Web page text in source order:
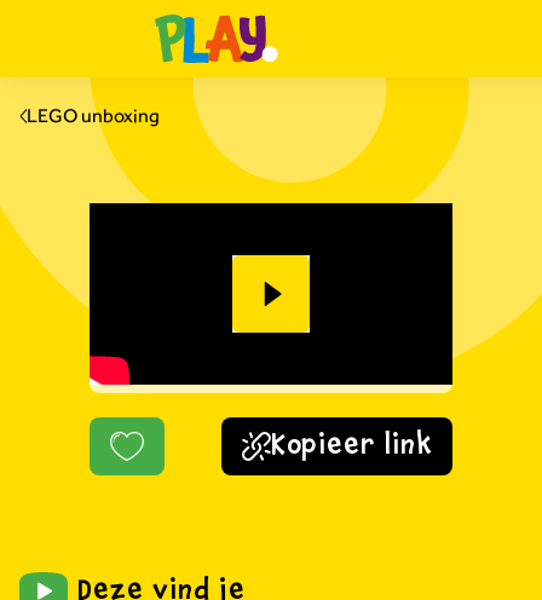
LEGO unboxing
Kopieer link
Deze vind je